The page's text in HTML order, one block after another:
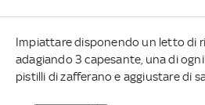
Impiattare disponendo un letto di
adagiando 3 capesante, una di
pistilli di zafferano e aggiustare di